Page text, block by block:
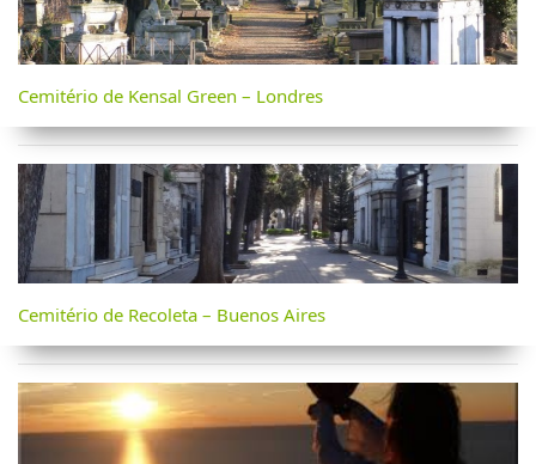
Cemitério de Kensal Green – Londres
Cemitério de Recoleta – Buenos Aires